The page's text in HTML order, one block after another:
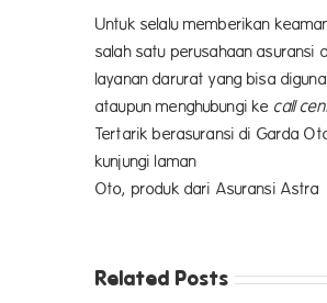
Untuk selalu memberikan
salah satu perusahaan asuransi
layanan darurat yang bisa
ataupun menghubungi ke call
Tertarik berasuransi di Garda
Oto, produk dari Asuransi Astra
Related Posts